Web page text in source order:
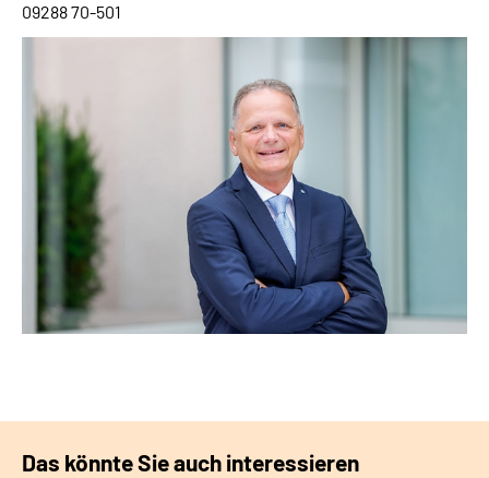
09288 70-501
Das könnte Sie auch interessieren